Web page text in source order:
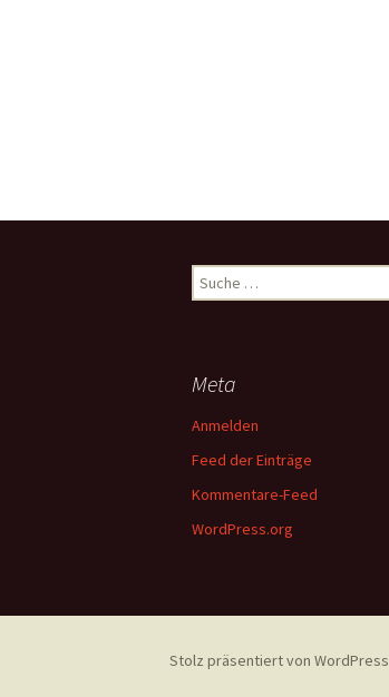
Suche
nach:
Meta
Anmelden
Feed der Einträge
Kommentare-Feed
WordPress.org
Stolz präsentiert von WordPress